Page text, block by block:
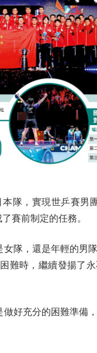
隊，實現世乒賽男
賽前制定的任務。
隊，還是年輕的男
難時，繼續發揚了
好充分的困難準備